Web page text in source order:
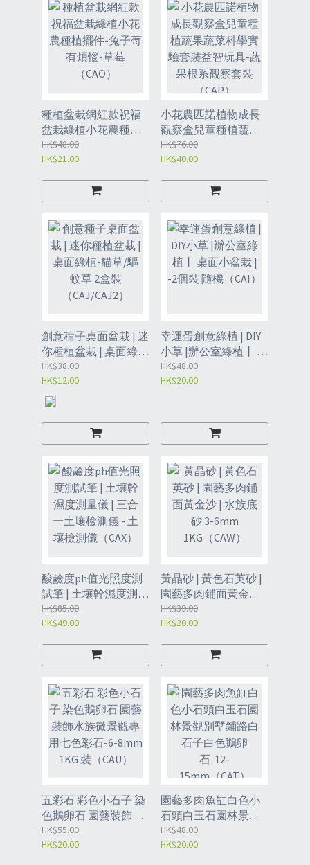
種植盆栽網紅款祝福
盆栽綠植小花農種植
擺件-兔子莓有煩惱-草
莓（CAO）
HK$48.00
HK$21.00
小花農匹諾植物成長
觀察盒兒童種植蔬果
蔬菜科學實驗套裝益
智玩具-蔬果根系觀察
HK$76.00
HK$40.00
創意種子桌面盆栽 | 迷
你種植盆栽 | 桌面綠
植-貓草/驅蚊草 2盒裝
（CAJ/CAJ2）
HK$38.00
HK$12.00
幸運蛋創意綠植 | DIY
小草 |辦公室綠植丨 桌
面小盆栽 | -2個裝 隨機
（CAI）
HK$48.00
HK$20.00
酸鹼度ph值光照度測
試筆 | 土壤幹濕度測量
儀 | 三合一土壤檢測儀
- 土壤檢測儀（CAX）
HK$85.00
HK$49.00
黃晶砂 | 黃色石英砂 |
園藝多肉鋪面黃金沙 |
水族底砂 3-6mm
1KG（CAW）
HK$39.00
HK$20.00
五彩石 彩色小石子 染
色鵝卵石 園藝裝飾水
族微景觀專用七色彩
石-6-8mm 1KG 裝
HK$55.00
HK$20.00
園藝多肉魚缸白色小
石頭白玉石園林景觀
別墅鋪路白石子白色
鵝卵石-12-
HK$48.00
HK$20.00